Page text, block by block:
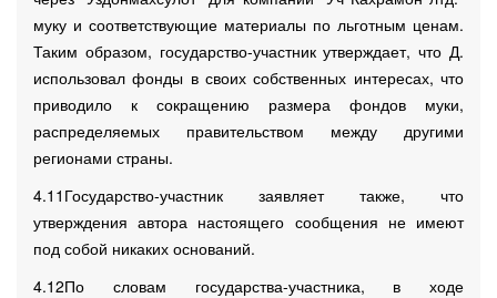
муку и соответствующие материалы по льготным ценам.
Таким образом, государство-участник утверждает, что Д.
использовал фонды в своих собственных интересах, что
приводило к сокращению размера фондов муки,
распределяемых правительством между другими
регионами страны.
4.11Государство-участник заявляет также, что
утверждения автора настоящего сообщения не имеют
под собой никаких оснований.
4.12По словам государства-участника, в ходе